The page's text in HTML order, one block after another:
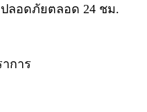
ลอดภัยตลอด 24 ชม.
การ